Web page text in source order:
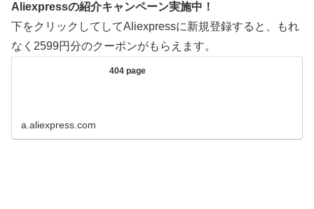
Aliexpressの紹介キャンペーン実施中！
下をクリックしてしてAliexpressに新規登録すると、もれ
なく2599円分のクーポンがもらえます。
404 page
a.aliexpress.com